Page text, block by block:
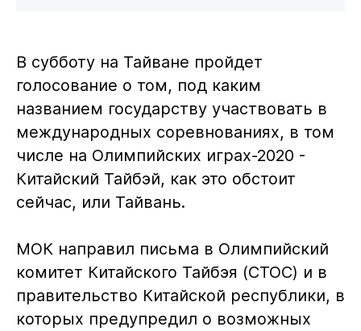
В субботу на Тайване пройдет
голосование о том, под каким
названием государству участвовать в
международных соревнованиях, в том
числе на Олимпийских играх-2020 -
Китайский Тайбэй, как это обстоит
сейчас, или Тайвань.
МОК направил письма в Олимпийский
комитет Китайского Тайбэя (CTOC) и в
правительство Китайской республики, в
которых предупредил о возможных